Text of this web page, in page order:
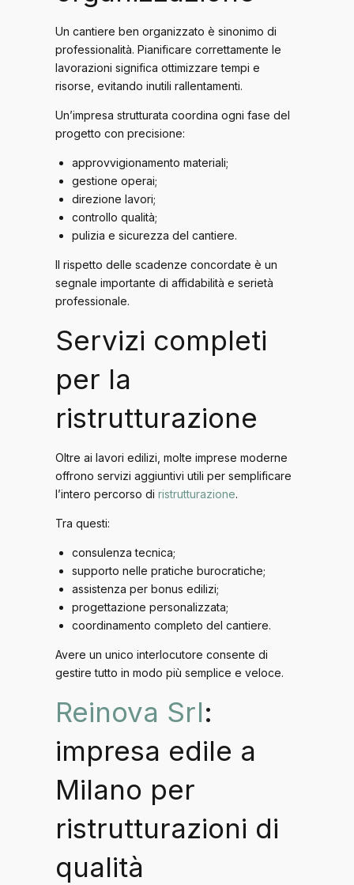
Un cantiere ben organizzato è sinonimo di
professionalità. Pianificare correttamente le
lavorazioni significa ottimizzare tempi e
risorse, evitando inutili rallentamenti.
Un’impresa strutturata coordina ogni fase del
progetto con precisione:
approvvigionamento materiali;
gestione operai;
direzione lavori;
controllo qualità;
pulizia e sicurezza del cantiere.
Il rispetto delle scadenze concordate è un
segnale importante di affidabilità e serietà
professionale.
Servizi completi
per la
ristrutturazione
Oltre ai lavori edilizi, molte imprese moderne
offrono servizi aggiuntivi utili per semplificare
l’intero percorso di ristrutturazione.
Tra questi:
consulenza tecnica;
supporto nelle pratiche burocratiche;
assistenza per bonus edilizi;
progettazione personalizzata;
coordinamento completo del cantiere.
Avere un unico interlocutore consente di
gestire tutto in modo più semplice e veloce.
Reinova Srl:
impresa edile a
Milano per
ristrutturazioni di
qualità